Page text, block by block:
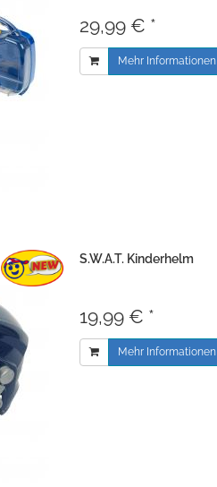
29,99 € *
Mehr Informationen
S.W.A.T. Kinderhelm
19,99 € *
Mehr Informationen